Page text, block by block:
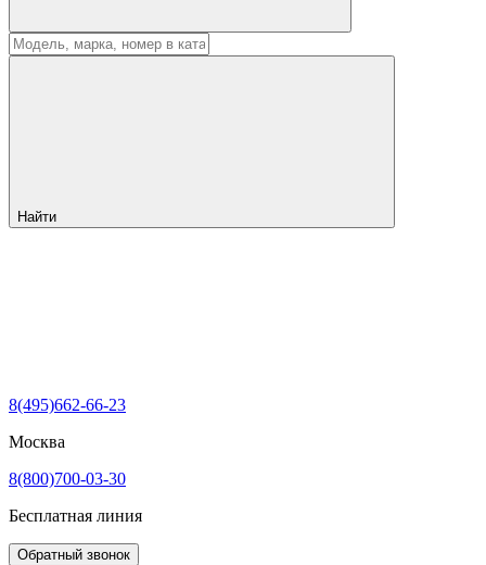
Найти
8(495)662-66-23
Москва
8(800)700-03-30
Бесплатная линия
Обратный звонок